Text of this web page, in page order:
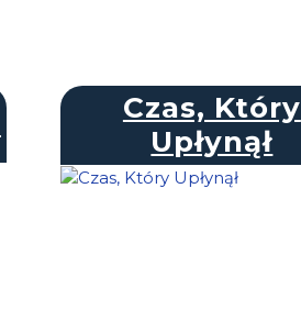
Czas, Który
Upłynął